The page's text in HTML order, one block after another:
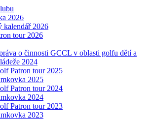
2026
kalendář 2026
tour 2026
o činnosti GCCL v oblasti golfu dětí a
2024
Patron tour 2025
2025
Patron tour 2024
2024
Patron tour 2023
2023